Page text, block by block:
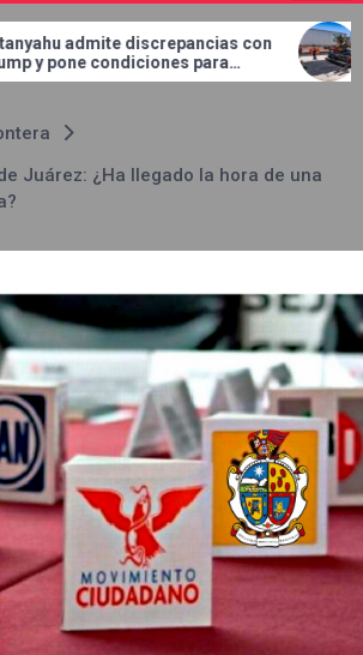
con
para
Concluye JMAS
en el bulevar Talamás
Juárez: ¿Ha llegado la hora de una